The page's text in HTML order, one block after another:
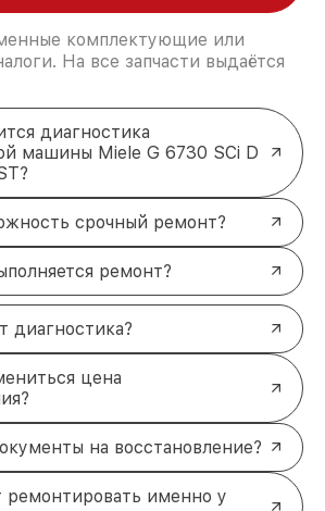
комплектующие или
На все запчасти выдаётся
диагностика
машины Miele G 6730 SCi D
срочный ремонт?
ремонт?
диагностика?
цена
на восстановление?
ремонтировать именно у